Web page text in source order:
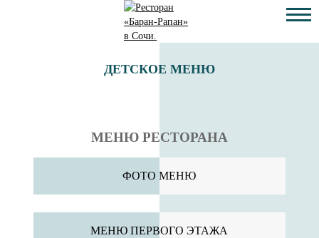
ДЕТСКОЕ МЕНЮ
МЕНЮ РЕСТОРАНА
ФОТО МЕНЮ
МЕНЮ ПЕРВОГО ЭТАЖА